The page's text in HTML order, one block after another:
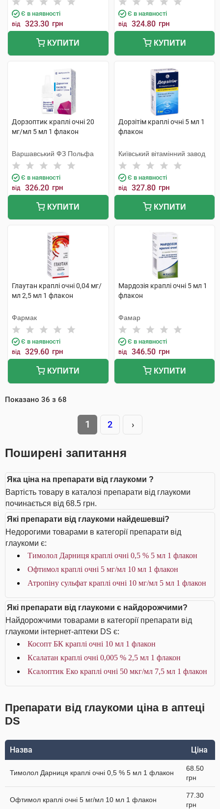
Є в наявності
від 323.30 грн
КУПИТИ
Є в наявності
від 324.80 грн
КУПИТИ
Дорзоптик краплі очні 20
мг/мл 5 мл 1 флакон
Варшавський ФЗ Польфа
Є в наявності
від 326.20 грн
КУПИТИ
Дорзітім краплі очні 5 мл 1
флакон
Київський вітамінний завод
Є в наявності
від 327.80 грн
КУПИТИ
Глаутан краплі очні 0,04 мг/
мл 2,5 мл 1 флакон
Фармак
Є в наявності
від 329.60 грн
КУПИТИ
Мардозія краплі очні 5 мл 1
флакон
Фамар
Є в наявності
від 346.50 грн
КУПИТИ
Показано 36 з 68
1 2 ›
Поширені запитання
Яка ціна на препарати від глаукоми ?
Вартість товару в каталозі препарати від глаукоми
починається від 68.5 грн.
Які препарати від глаукоми найдешевші?
Недорогими товарами в категорії препарати від
глаукоми є:
Тимолол Дарниця краплі очні 0,5 % 5 мл 1 флакон
Офтимол краплі очні 5 мг/мл 10 мл 1 флакон
Атропіну сульфат краплі очні 10 мг/мл 5 мл 1 флакон
Які препарати від глаукоми є найдорожчими?
Найдорожчими товарами в категорії препарати від
глаукоми інтернет-аптеки DS є:
Косопт БК краплі очні 10 мл 1 флакон
Ксалатан краплі очні 0,005 % 2,5 мл 1 флакон
Ксалоптик Еко краплі очні 50 мкг/мл 7,5 мл 1 флакон
Препарати від глаукоми ціна в аптеці
DS
Назва Ціна
Тимолол Дарниця краплі очні 0,5 % 5 мл 1 флакон
68.50
грн
Офтимол краплі очні 5 мг/мл 10 мл 1 флакон
77.30
грн